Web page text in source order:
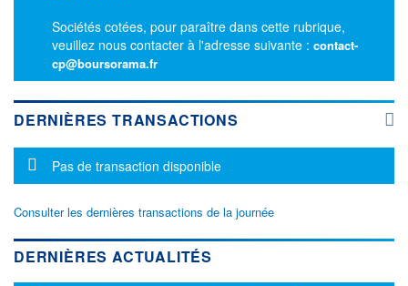
Sociétés cotées, pour paraître dans cette rubrique,
veuillez nous contacter à l'adresse suivante : contact-
cp@boursorama.fr
DERNIÈRES TRANSACTIONS
Message d'information
Pas de transaction disponible
Consulter les dernières transactions de la journée
DERNIÈRES ACTUALITÉS